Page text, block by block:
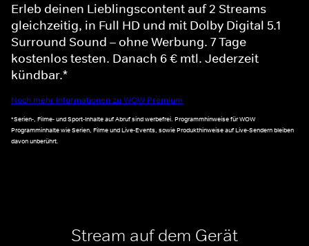
Erleb deinen Lieblingscontent auf 2 Streams
gleichzeitig, in Full HD und mit Dolby Digital 5.1
Surround Sound – ohne Werbung. 7 Tage
kostenlos testen. Danach 6 € mtl. Jederzeit
kündbar.*
Noch mehr Informationen zu WOW Premium
*Serien-, Filme- und Sport-Inhalte auf Abruf sind werbefrei. Programmhinweise für WOW
Programminhalte wie Serien, Filme und Live-Events, sowie Produkthinweise auf Live-Sendern bleiben
davon unberührt.
Stream auf dem Gerät